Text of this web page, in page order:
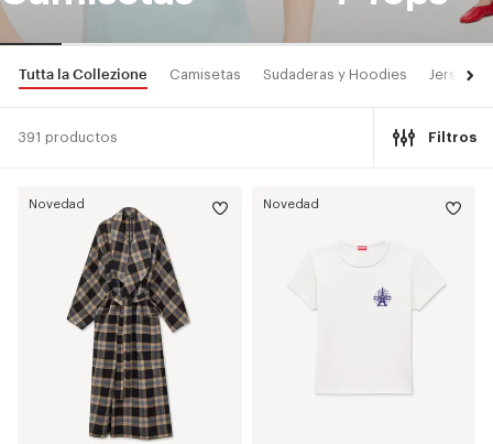
Tutta la Collezione Camisetas Sudaderas y Hoodies Jerséis
391 productos Filtros
Novedad Novedad